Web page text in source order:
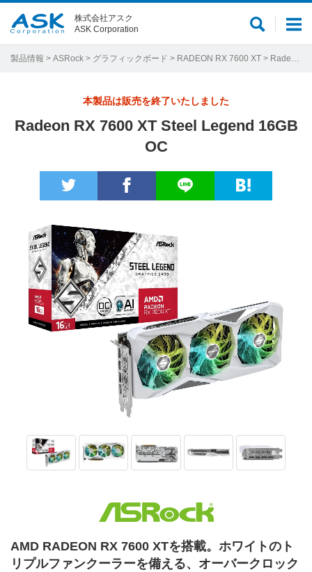
メ
ュ
サ
ト
株式会社アスク
ASK Corporation
製品情報 > ASRock > グラフィックボード > RADEON RX 7600 XT > Radeon RX 7600 XT Steel Legend 16GB OC
本製品は販売を終了いたしました
Radeon RX 7600 XT Steel Legend 16GB
OC
AMD RADEON RX 7600 XTを搭載。ホワイトのト
リプルファンクーラーを備える、オーバークロック